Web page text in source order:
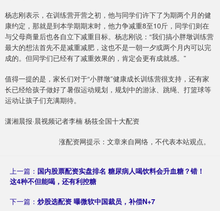
杨志刚表示，在训练营开营之初，他与同学们许下了为期两个月的健
康约定，那就是到本学期期末时，他力争减重8至10斤，同学们则在
与父母商量后也各自立下减重目标。杨志刚说：“我们搞小胖墩训练营
最大的想法首先不是减重减肥，这也不是一朝一夕或两个月内可以完
成的。但同学们已经有了减重效果的，肯定会更有成就感。”
值得一提的是，家长们对于“小胖墩”健康成长训练营很支持，还有家
长已经给孩子做好了暑假运动规划，规划中的游泳、跳绳、打篮球等
运动让孩子们充满期待。
潇湘晨报·晨视频记者李楠 杨筱全国十大配资
涨配资网提示：文章来自网络，不代表本站观点。
上一篇： 国内股票配资实盘排名 糖尿病人喝饮料会升血糖？错！
这4种不但能喝，还有利控糖
下一篇： 炒股选配资 曝微软中国裁员，补偿N+7